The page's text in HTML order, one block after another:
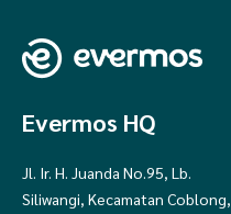
Evermos HQ
Jl. Ir. H. Juanda No.95, Lb.
Siliwangi, Kecamatan Coblong,